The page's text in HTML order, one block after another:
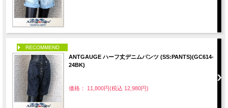
ANTGAUGE ハーフ丈デニムパンツ (SS:PANTS)(GC614-
24BK)
価格： 11,800円(税込 12,980円)